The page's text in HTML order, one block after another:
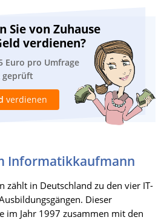
Sie von Zuhause
verdienen?
Euro pro Umfrage
geprüft
verdienen
Informatikkaufmann
zählt in Deutschland zu den vier IT-
Dieser
im Jahr 1997 zusammen mit den